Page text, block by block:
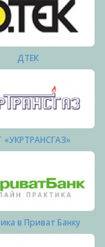
ДТЕК
«УКРТРАНСГАЗ»
в Приват Банку